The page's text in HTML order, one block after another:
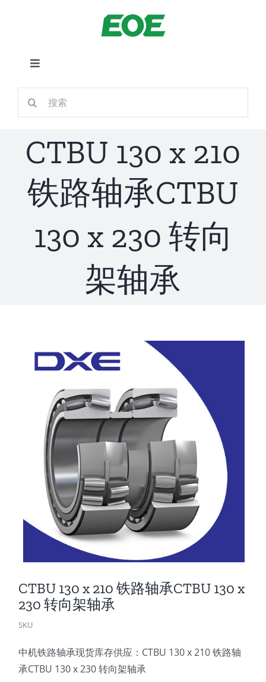
切
换
导
航
首页
CTBU 130 x 210
铁路轴承CTBU
130 x 230 转向
架轴承
CTBU 130 x 210 铁路轴承CTBU 130 x
230 转向架轴承
SKU
中机铁路轴承现货库存供应：CTBU 130 x 210 铁路轴
承CTBU 130 x 230 转向架轴承